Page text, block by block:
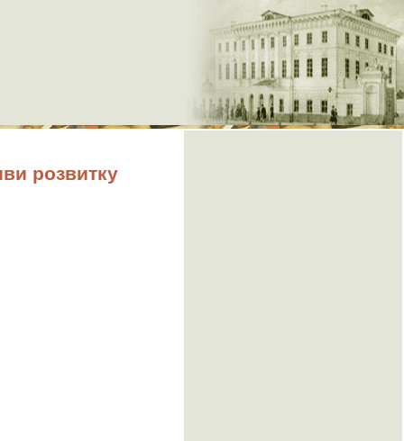
розвитку